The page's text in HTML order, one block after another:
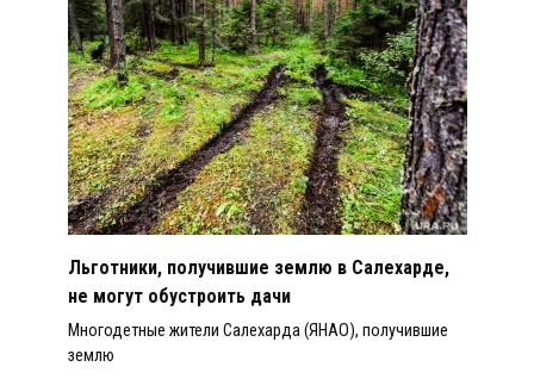
Льготники, получившие землю в Салехарде,
не могут обустроить дачи
Многодетные жители Салехарда (ЯНАО), получившие
землю